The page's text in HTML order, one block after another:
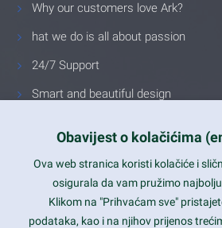
Why our customers love Ark?
hat we do is all about passion
24/7 Support
Smart and beautiful design
Latest trends and much more...
Obavijest o kolačićima
Ova web stranica koristi kolačiće i
osigurala da vam pružimo
Klikom na "Prihvaćam sve"
podataka, kao i na njihov prijenos